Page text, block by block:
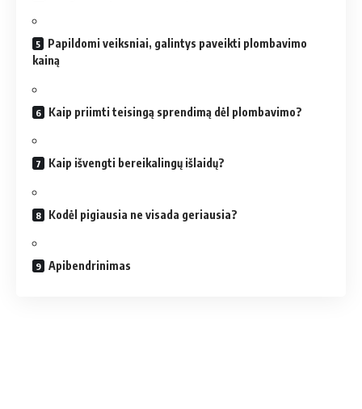
Papildomi veiksniai, galintys paveikti plombavimo
kainą
Kaip priimti teisingą sprendimą dėl plombavimo?
Kaip išvengti bereikalingų išlaidų?
Kodėl pigiausia ne visada geriausia?
Apibendrinimas